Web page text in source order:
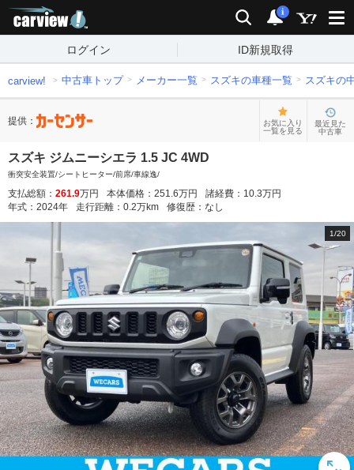
検索 通知
i
ログイン ID新規取得
carview! 中古車トップ メーカー一覧 スズキの車種一覧 スズキの
提供：
お気に入り
一覧を見る
最近見た
中古車
スズキ ジムニーシエラ 1.5 JC 4WD
衝突安全装置/シートヒーター/前席/車線逸/
支払総額： 261.9万円 本体価格： 251.6万円 諸経費： 10.3万円
年式： 2024年 走行距離： 0.2万km 修復歴： なし
1/20